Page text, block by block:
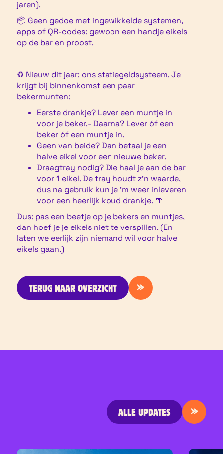
jaren).
📦 Geen gedoe met ingewikkelde systemen,
apps of QR-codes: gewoon een handje eikels
op de bar en proost.
♻️ Nieuw dit jaar: ons statiegeldsysteem. Je
krijgt bij binnenkomst een paar
bekermunten:
Eerste drankje? Lever een muntje in
voor je beker.- Daarna? Lever óf een
beker óf een muntje in.
Geen van beide? Dan betaal je een
halve eikel voor een nieuwe beker.
Draagtray nodig? Die haal je aan de bar
voor 1 eikel. De tray houdt z’n waarde,
dus na gebruik kun je ’m weer inleveren
voor een heerlijk koud drankje. 🍺
Dus: pas een beetje op je bekers en muntjes,
dan hoef je je eikels niet te verspillen. (En
laten we eerlijk zijn niemand wil voor halve
eikels gaan.)
TERUG NAAR OVERZICHT
ALLE UPDATES